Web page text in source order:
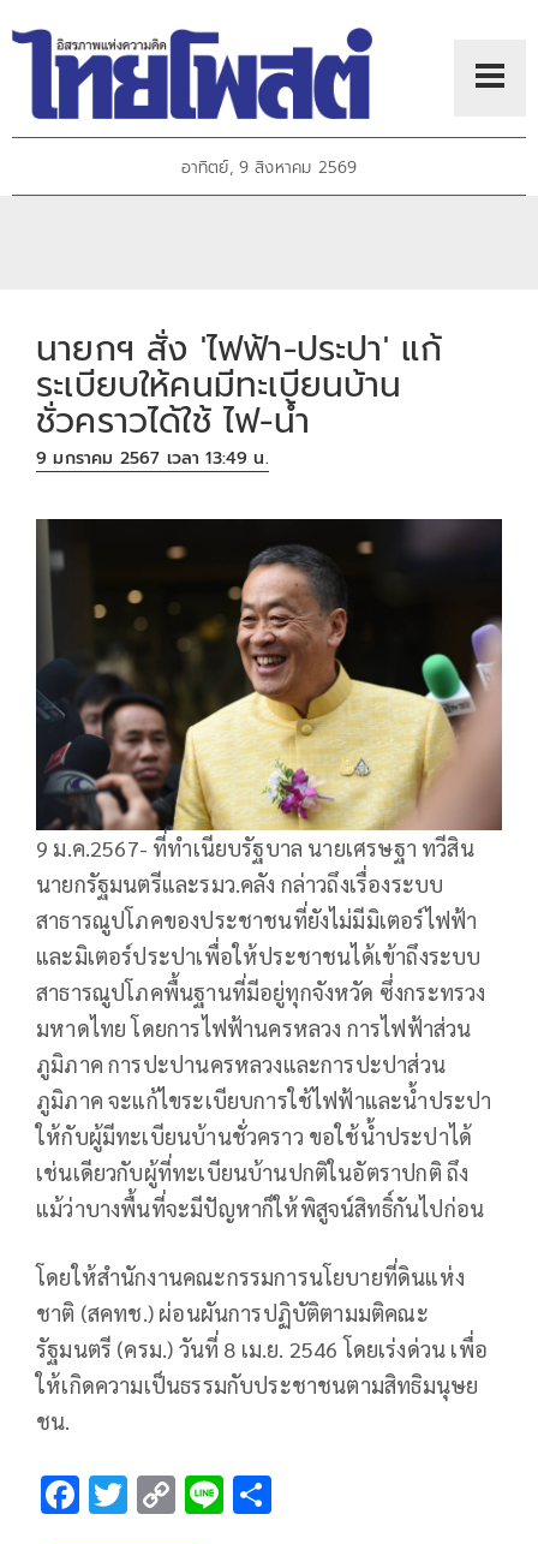
อาทิตย์, 9 สิงหาคม 2569
นายกฯ สั่ง 'ไฟฟ้า-ประปา' แก้
ระเบียบให้คนมีทะเบียนบ้าน
ชั่วคราวได้ใช้ ไฟ-น้ำ
9 มกราคม 2567 เวลา 13:49 น.
9 ม.ค.2567- ที่ทำเนียบรัฐบาล นายเศรษฐา ทวีสิน
นายกรัฐมนตรีและรมว.คลัง กล่าวถึงเรื่องระบบ
สาธารณูปโภคของประชาชนที่ยังไม่มีมิเตอร์ไฟฟ้า
และมิเตอร์ประปาเพื่อให้ประชาชนได้เข้าถึงระบบ
สาธารณูปโภคพื้นฐานที่มีอยู่ทุกจังหวัด ซึ่งกระทรวง
มหาดไทย โดยการไฟฟ้านครหลวง การไฟฟ้าส่วน
ภูมิภาค การปะปานครหลวงและการปะปาส่วน
ภูมิภาค จะแก้ไขระเบียบการใช้ไฟฟ้าและน้ำประปา
ให้กับผู้มีทะเบียนบ้านชั่วคราว ขอใช้น้ำประปาได้
เช่นเดียวกับผู้ที่ทะเบียนบ้านปกติในอัตราปกติ ถึง
แม้ว่าบางพื้นที่จะมีปัญหาก็ให้พิสูจน์สิทธิ์กันไปก่อน
โดยให้สำนักงานคณะกรรมการนโยบายที่ดินแห่ง
ชาติ (สคทช.) ผ่อนผันการปฏิบัติตามมติคณะ
รัฐมนตรี (ครม.) วันที่ 8 เม.ย. 2546 โดยเร่งด่วน เพื่อ
ให้เกิดความเป็นธรรมกับประชาชนตามสิทธิมนุษย
ชน.
F T C Li